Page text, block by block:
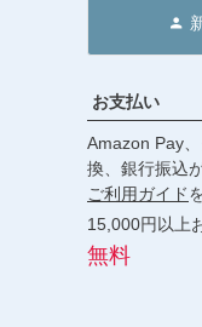
お支払い
Amazon Pay
換、銀行振込
ご利用ガイド
15,000円以上
無料